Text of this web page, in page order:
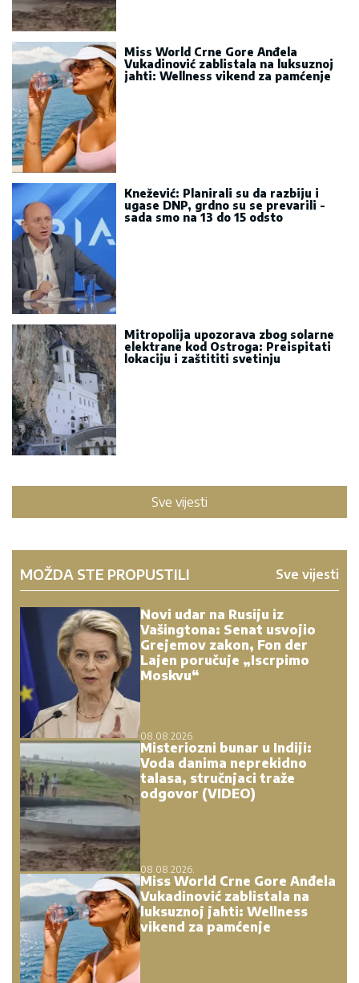
Miss World Crne Gore Anđela
Vukadinović zablistala na luksuznoj
jahti: Wellness vikend za pamćenje
Knežević: Planirali su da razbiju i
ugase DNP, grdno su se prevarili -
sada smo na 13 do 15 odsto
Mitropolija upozorava zbog solarne
elektrane kod Ostroga: Preispitati
lokaciju i zaštititi svetinju
Sve vijesti
MOŽDA STE PROPUSTILI Sve vijesti
Novi udar na Rusiju iz
Vašingtona: Senat usvojio
Grejemov zakon, Fon der
Lajen poručuje „Iscrpimo
Moskvu“
08.08.2026.
Misteriozni bunar u Indiji:
Voda danima neprekidno
talasa, stručnjaci traže
odgovor (VIDEO)
08.08.2026.
Miss World Crne Gore Anđela
Vukadinović zablistala na
luksuznoj jahti: Wellness
vikend za pamćenje